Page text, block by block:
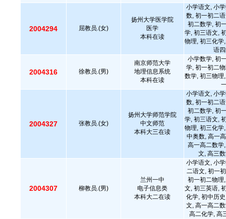
2004294 屈教员.(女)
扬州大学医学院
医学
本科在读
小学语文, 小
数, 初一初二
初二数学, 初
学, 初三语文,
物理, 初三化学
语
2004316 徐教员.(男)
南京师范大学
地理信息系统
本科在读
小学数学, 初
学, 初一初二
数学, 初三物理
2004327 张教员.(女)
扬州大学师范学院
中文师范
本科大三在读
小学语文, 小
数, 初一初二
初二数学, 初
学, 初三语文,
物理, 初三化学
中奥数, 高一
高一高二数学
文, 高三
2004307 柳教员.(男)
兰州一中
电子信息类
本科大二在读
小学语文, 小
二语文, 初一
初一初二物理
文, 初三英语,
化学, 初中历
文, 高一高二
高二化学, 高